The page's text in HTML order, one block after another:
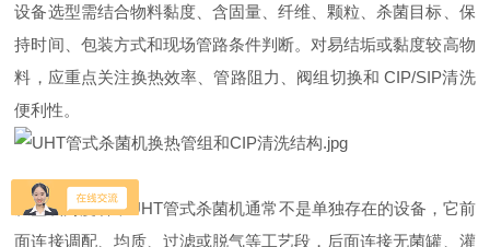
设备选型需结合物料黏度、含固量、纤维、颗粒、杀菌目标、保
持时间、包装方式和现场管路条件判断。对易结垢或黏度较高物
料，应重点关注换热效率、管路阻力、阀组切换和 CIP/SIP清洗
便利性。
从整线角度看，UHT管式杀菌机通常不是单独存在的设备，它前
面连接调配、均质、过滤或脱气等工艺段，后面连接无菌罐、灌